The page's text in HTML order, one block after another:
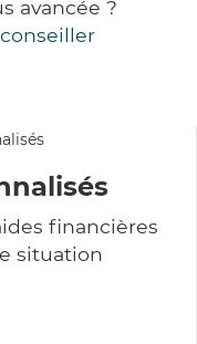
avancée ?
financières
situation